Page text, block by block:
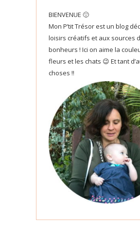
BIENVENUE 🙂
Mon P’tit Trésor est un blog
loisirs créatifs et aux sources
bonheurs ! Ici on aime la
fleurs et les chats 😉 Et tant
choses !!